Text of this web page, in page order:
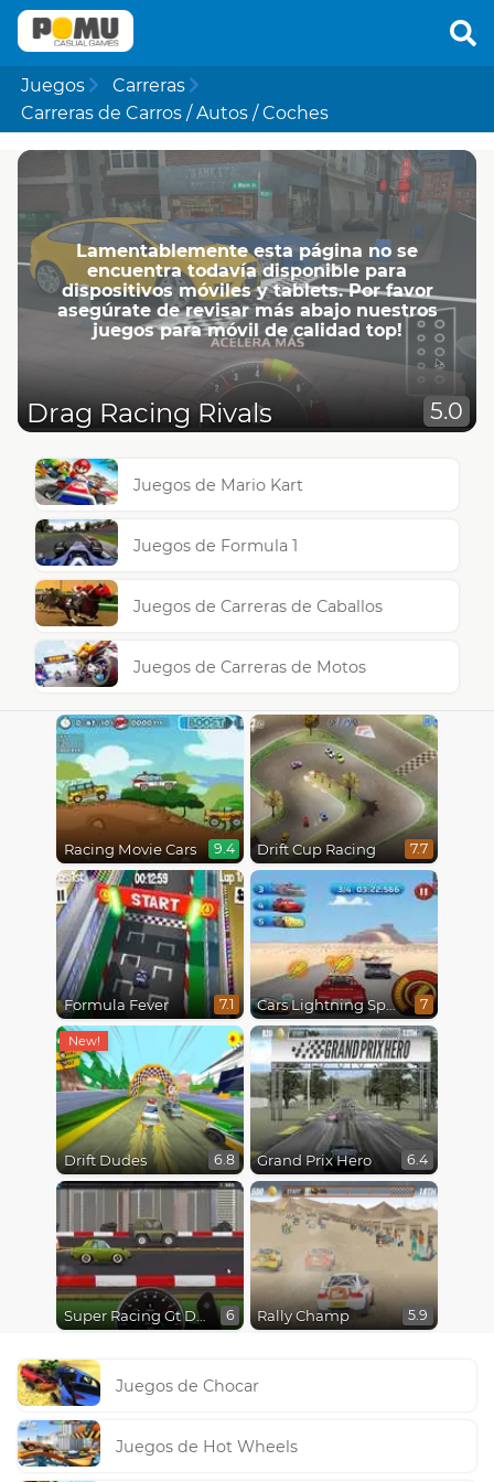
Juegos
Carreras
Carreras de Carros / Autos / Coches
Lamentablemente esta página no se
encuentra todavía disponible para
dispositivos móviles y tablets. Por favor
asegúrate de revisar más abajo nuestros
juegos para móvil de calidad top!
Drag Racing Rivals 5.0
Juegos de Mario Kart
Juegos de Formula 1
Juegos de Carreras de Caballos
Juegos de Carreras de Motos
Racing Movie Cars 9.4 Drift Cup Racing 7.7
Formula Fever 7.1 Cars Lightning Speed 7
Drift Dudes 6.8 Grand Prix Hero 6.4
Super Racing Gt Drag Pro 6 Rally Champ 5.9
Juegos de Chocar
Juegos de Hot Wheels